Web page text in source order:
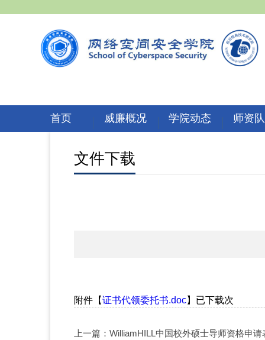
首页 威廉概况 学院动态 师资
文件下载
附件【证书代领委托书.doc】已下载次
上一篇：WilliamHILL中国校外硕士导师资格申请